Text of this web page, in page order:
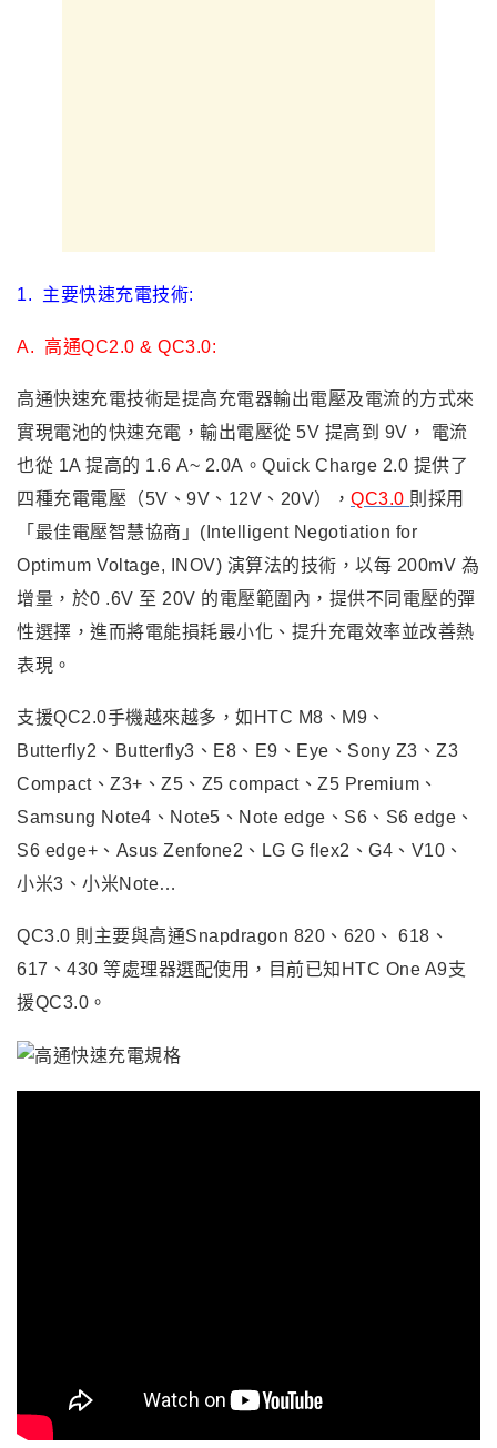
1. 主要快速充電技術:
A. 高通QC2.0 & QC3.0:
高通快速充電技術是提高充電器輸出電壓及電流的方式來
實現電池的快速充電，輸出電壓從 5V 提高到 9V， 電流
也從 1A 提高的 1.6 A~ 2.0A。 Quick Charge 2.0 提供了
四種充電電壓（5V、9V、12V、20V）， QC3.0 則採用
「最佳電壓智慧協商」(Intelligent Negotiation for
Optimum Voltage, INOV) 演算法的技術，以每 200mV 為
增量，於0 .6V 至 20V 的電壓範圍內，提供不同電壓的彈
性選擇，進而將電能損耗最小化、提升充電效率並改善熱
表現。
支援QC2.0手機越來越多，如HTC M8、M9、
Butterfly2、Butterfly3、E8、E9、Eye、Sony Z3、Z3
Compact、Z3+、Z5、Z5 compact、Z5 Premium、
Samsung Note4、Note5、Note edge、S6、S6 edge、
S6 edge+ 、Asus Zenfone2 、LG G flex2 、G4 、V10 、
小米3 、小米Note…
QC3.0 則主要與高通Snapdragon 820、620、 618、
617、430 等處理器選配使用，目前已知HTC One A9支
援QC3.0。